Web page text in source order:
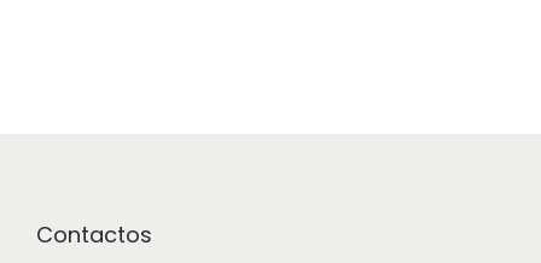
Contactos